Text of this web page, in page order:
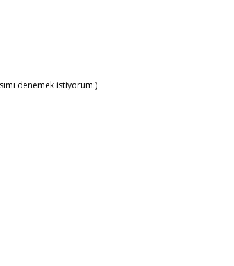
denemek istiyorum:)